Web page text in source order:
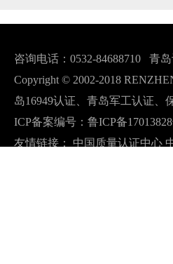
咨询电话：0532-84688710 青
Copyright © 2002-2018
岛16949认证、青岛军工认证、
ICP备案编号： 鲁ICP备
友情链接：
中国质量认证中心